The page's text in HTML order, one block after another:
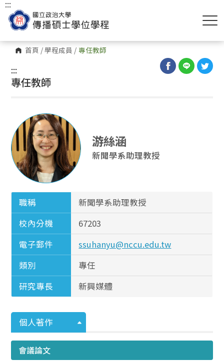
首頁 /學程成員 / 專任教師
:::
:::
專任教師
游絲涵
新聞學系助理教授
職稱
新聞學系助理教授
校內分機
67203
電子郵件
ssuhanyu@nccu.edu.tw
類別
專任
研究專長
新興媒體
個人著作
會議論文